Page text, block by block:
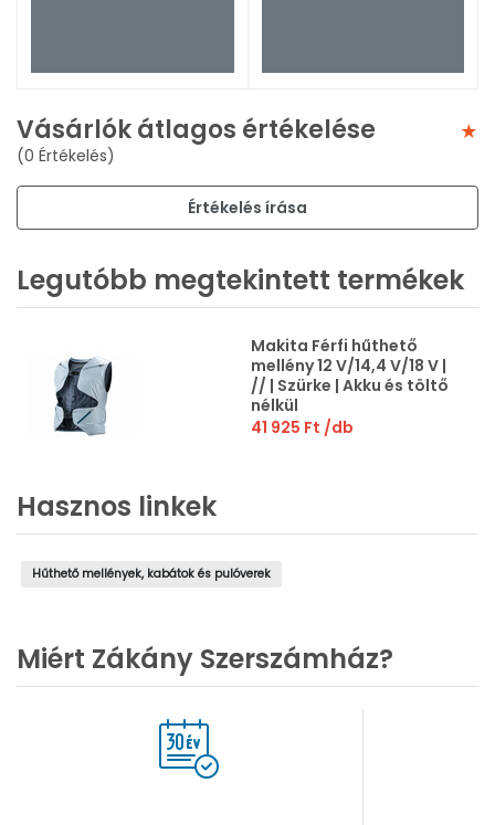
Vásárlók átlagos értékelése
(0 Értékelés)
Értékelés írása
Legutóbb megtekintett termékek
Makita Férfi hűthető
mellény 12 V/14,4 V/18 V |
// | Szürke | Akku és töltő
nélkül
41 925 Ft /db
Hasznos linkek
Hűthető mellények, kabátok és pulóverek
Miért Zákány Szerszámház?